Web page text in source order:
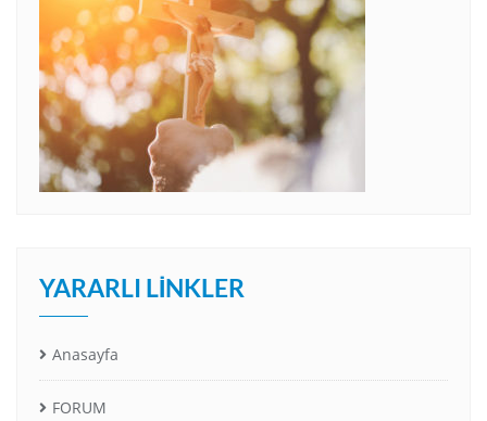
YARARLI LINKLER
Anasayfa
FORUM